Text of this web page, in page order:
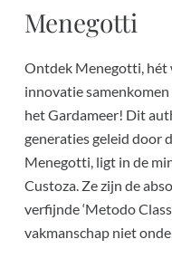
Menegotti
Ontdek Menegotti, hét
innovatie
het Gardameer! Dit
generaties geleid door
Menegotti, ligt in de
Custoza. Ze zijn de
verfijnde ‘Metodo
vakmanschap niet